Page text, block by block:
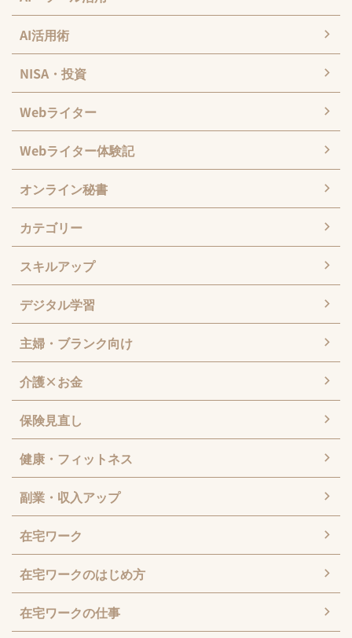
AI活用術
NISA・投資
Webライター
Webライター体験記
オンライン秘書
カテゴリー
スキルアップ
デジタル学習
主婦・ブランク向け
介護×お金
保険見直し
健康・フィットネス
副業・収入アップ
在宅ワーク
在宅ワークのはじめ方
在宅ワークの仕事